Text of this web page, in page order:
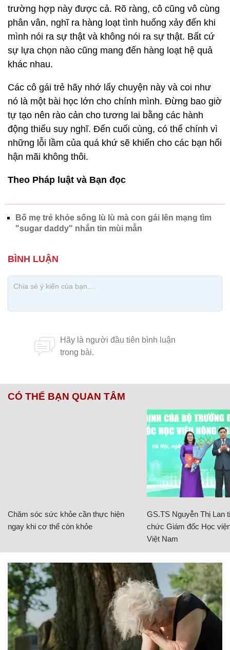
trường hợp này được cả. Rõ ràng, cô cũng vô cùng
phân vân, nghĩ ra hàng loạt tình huống xảy đến khi
mình nói ra sự thật và không nói ra sự thật. Bất cứ
sự lựa chọn nào cũng mang đến hàng loạt hệ quả
khác nhau.
Các cô gái trẻ hãy nhớ lấy chuyện này và coi như
nó là một bài học lớn cho chính mình. Đừng bao giờ
tự tạo nên rào cản cho tương lai bằng các hành
động thiếu suy nghĩ. Đến cuối cùng, có thể chính vì
những lỗi lầm của quá khứ sẽ khiến cho các bạn hối
hận mãi không thôi.
Theo Pháp luật và Bạn đọc
Bố mẹ trẻ khỏe sống lù lù mà con gái lên mạng tìm
"sugar daddy" nhắn tin mùi mẫn
CÓ THỂ BẠN QUAN TÂM
Chăm sóc sức khỏe cần thực hiện
ngay khi cơ thể còn khỏe
GS.TS Nguyễn Thị Lan
chức Giám đốc Học
Việt Nam